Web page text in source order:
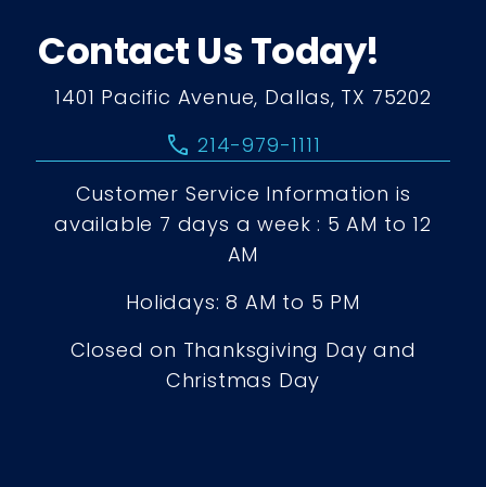
Contact Us Today!
1401 Pacific Avenue, Dallas, TX 75202
call 214-979-1111
Customer Service Information is
available 7 days a week : 5 AM to 12
AM
Holidays: 8 AM to 5 PM
Closed on Thanksgiving Day and
Christmas Day